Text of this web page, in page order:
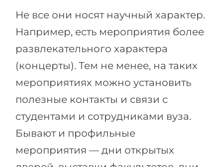
Не все они носят научный характер.
Например, есть мероприятия более
развлекательного характера
(концерты). Тем не менее, на таких
мероприятиях можно установить
полезные контакты и связи с
студентами и сотрудниками вуза.
Бывают и профильные
мероприятия — дни открытых